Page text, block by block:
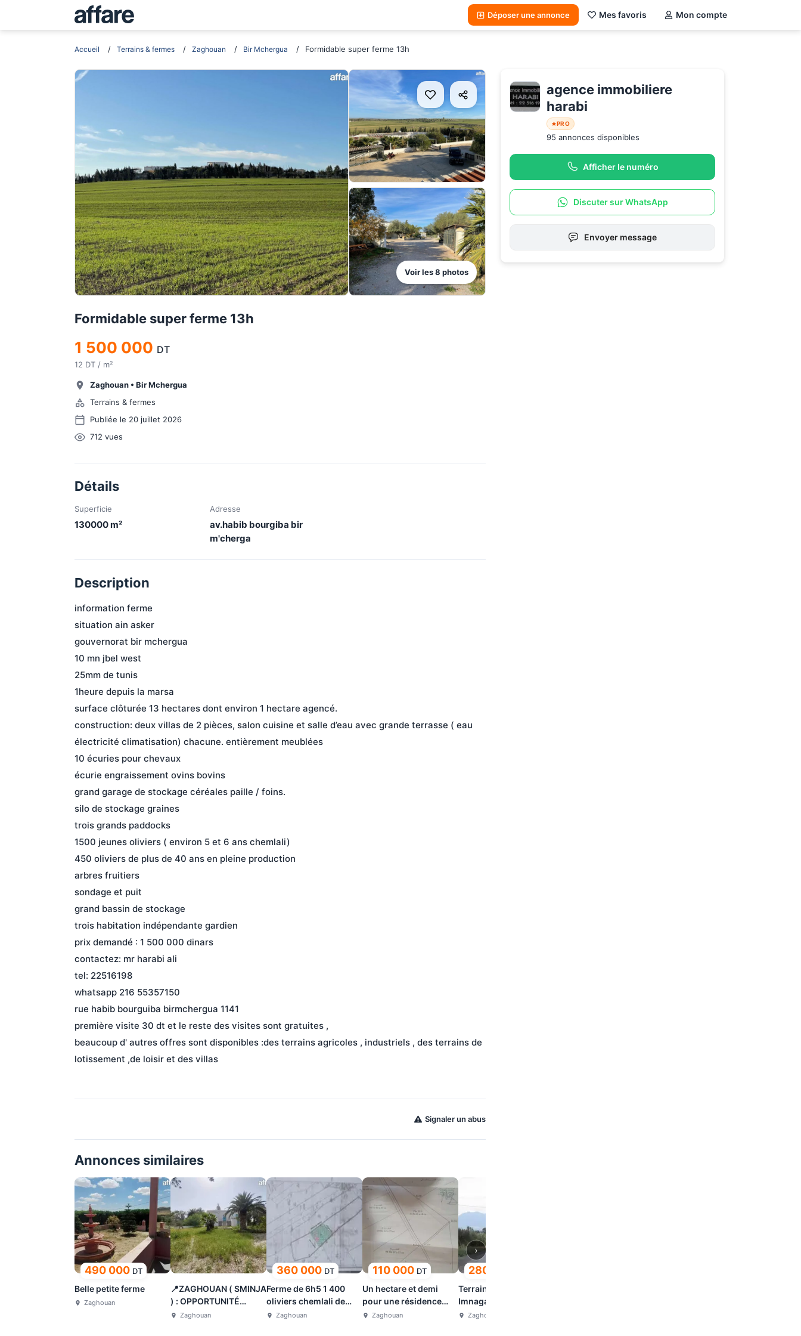
Déposer une annonce Mes favoris Mon compte
Accueil Terrains & fermes Zaghouan Bir Mchergua Formidable super ferme 13h
Voir les8 photos
Formidable super ferme 13h
1 500 000 DT
12 DT / m²
Zaghouan• Bir Mchergua
Terrains & fermes
Publiée le 20 juillet 2026
712 vues
Détails
Superficie
130000m²
Adresse
av.habib bourgiba bir
m'cherga
Description
information ferme
situation ain asker
gouvernorat bir mchergua
10 mn jbel west
25mm de tunis
1heure depuis la marsa
surface clôturée 13 hectares dont environ 1 hectare agencé.
construction: deux villas de 2 pièces, salon cuisine et salle d’eau avec grande terrasse ( eau
électricité climatisation) chacune. entièrement meublées
10 écuries pour chevaux
écurie engraissement ovins bovins
grand garage de stockage céréales paille / foins.
silo de stockage graines
trois grands paddocks
1500 jeunes oliviers ( environ 5 et 6 ans chemlali)
450 oliviers de plus de 40 ans en pleine production
arbres fruitiers
sondage et puit
grand bassin de stockage
trois habitation indépendante gardien
prix demandé : 1 500 000 dinars
contactez: mr harabi ali
tel: 22516198
whatsapp 216 55357150
rue habib bourguiba birmchergua 1141
première visite 30 dt et le reste des visites sont gratuites ,
beaucoup d' autres offres sont disponibles :des terrains agricoles , industriels , des terrains de
lotissement ,de loisir et des villas
Signaler un abus
Annonces similaires
490 000 DT
Belle petite ferme
Zaghouan
📍ZAGHOUAN ( SMINJA
) : OPPORTUNITÉ
FERME À VENDRE
Zaghouan
360 000 DT
Ferme de 6h5 1 400
oliviers chemlali de
trois ans
Zaghouan
110 000 DT
Un hectare et demi
pour une résidence
rurale
Zaghouan
280 000
Terrain 5 Hectare
Imnagaa
Zaghouan
›
agence immobiliere
harabi
PRO
95 annonces disponibles
Afficher le numéro
Discuter sur WhatsApp
Envoyer message